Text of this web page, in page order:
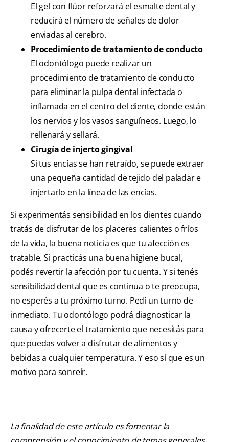
El gel con flúor reforzará el esmalte dental y
reducirá el número de señales de dolor
enviadas al cerebro.
Procedimiento de tratamiento de conducto
El odontólogo puede realizar un
procedimiento de tratamiento de conducto
para eliminar la pulpa dental infectada o
inflamada en el centro del diente, donde están
los nervios y los vasos sanguíneos. Luego, lo
rellenará y sellará.
Cirugía de injerto gingival
Si tus encías se han retraído, se puede extraer
una pequeña cantidad de tejido del paladar e
injertarlo en la línea de las encías.
Si experimentás sensibilidad en los dientes cuando
tratás de disfrutar de los placeres calientes o fríos
de la vida, la buena noticia es que tu afección es
tratable. Si practicás una buena higiene bucal,
podés revertir la afección por tu cuenta. Y si tenés
sensibilidad dental que es continua o te preocupa,
no esperés a tu próximo turno. Pedí un turno de
inmediato. Tu odontólogo podrá diagnosticar la
causa y ofrecerte el tratamiento que necesitás para
que puedas volver a disfrutar de alimentos y
bebidas a cualquier temperatura. Y eso sí que es un
motivo para sonreír.
La finalidad de este artículo es fomentar la